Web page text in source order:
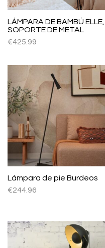
LÁMPARA DE BAMBÚ ELLE,
SOPORTE DE METAL
€425.99
Lámpara de pie Burdeos
€244.96